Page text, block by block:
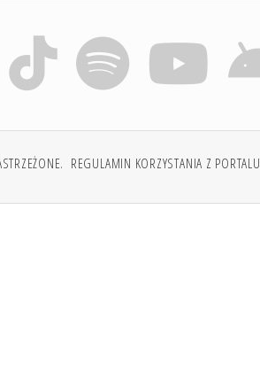
REGULAMIN KORZYSTANIA Z PORTALU